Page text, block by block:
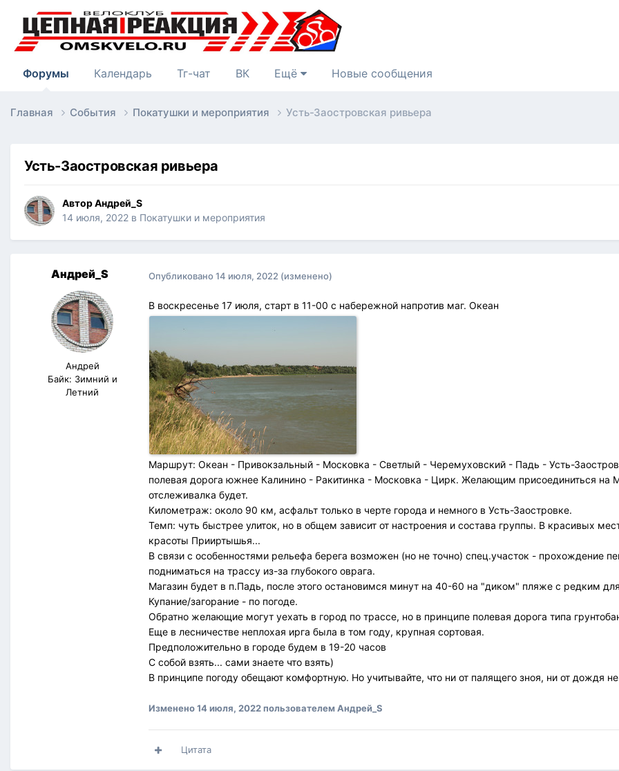
Форумы Календарь Тг-чат ВК Ещё Новые сообщения
Главная События Покатушки и мероприятия Усть-Заостровская ривьера
Усть-Заостровская ривьера
АвторАндрей_S
14 июля, 2022 в Покатушки и мероприятия
Андрей_S
Андрей
Байк: Зимний и
Летний
Опубликовано14 июля, 2022 (изменено)
В воскресенье 17 июля, старт в 11-00 с набережной напротив маг. Океан
Маршрут: Океан - Привокзальный - Московка - Светлый - Черемуховский - Падь - Усть-
полевая дорога южнее Калинино - Ракитинка - Московка - Цирк. Желающим присоединиться на
отслеживалка будет.
Километраж: около 90 км, асфальт только в черте города и немного в Усть-Заостровке.
Темп: чуть быстрее улиток, но в общем зависит от настроения и состава группы. В красивых
красоты Прииртышья...
В связи с особенностями рельефа берега возможен (но не точно) спец.участок - прохождение
подниматься на трассу из-за глубокого оврага.
Магазин будет в п.Падь, после этого остановимся минут на 40-60 на "диком" пляже с редким
Купание/загорание - по погоде.
Обратно желающие могут уехать в город по трассе, но в принципе полевая дорога типа
Еще в лесничестве неплохая ирга была в том году, крупная сортовая.
Предположительно в городе будем в 19-20 часов
С собой взять... сами знаете что взять)
В принципе погоду обещают комфортную. Но учитывайте, что ни от палящего зноя, ни от дождя
Изменено14 июля, 2022пользователем Андрей_S
Цитата